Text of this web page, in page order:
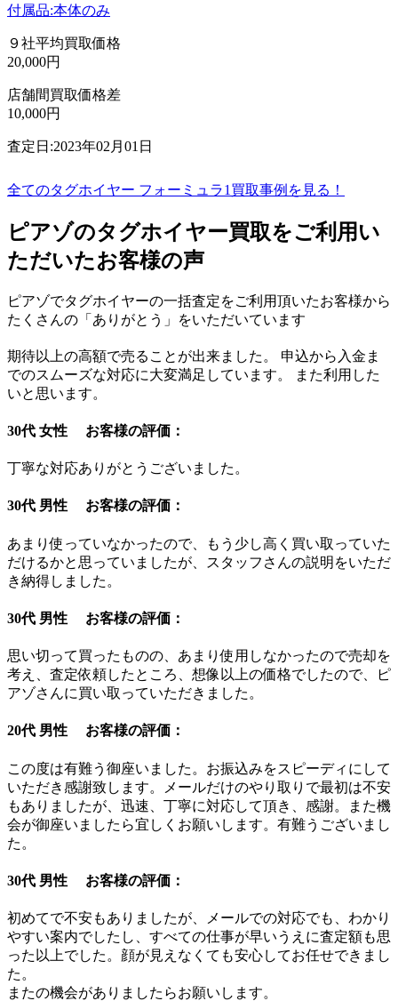
付属品:本体のみ
９社平均買取価格
20,000円
店舗間買取価格差
10,000円
査定日:2023年02月01日
全てのタグホイヤー フォーミュラ1買取事例を見る！
ピアゾのタグホイヤー買取をご利用い
ただいたお客様の声
ピアゾでタグホイヤーの一括査定をご利用頂いたお客様から
たくさんの「ありがとう」をいただいています
期待以上の高額で売ることが出来ました。 申込から入金ま
でのスムーズな対応に大変満足しています。 また利用した
いと思います。
30代 女性 お客様の評価：
丁寧な対応ありがとうございました。
30代 男性 お客様の評価：
あまり使っていなかったので、もう少し高く買い取っていた
だけるかと思っていましたが、スタッフさんの説明をいただ
き納得しました。
30代 男性 お客様の評価：
思い切って買ったものの、あまり使用しなかったので売却を
考え、査定依頼したところ、想像以上の価格でしたので、ピ
アゾさんに買い取っていただきました。
20代 男性 お客様の評価：
この度は有難う御座いました。お振込みをスピーディにして
いただき感謝致します。メールだけのやり取りで最初は不安
もありましたが、迅速、丁寧に対応して頂き、感謝。また機
会が御座いましたら宜しくお願いします。有難うございまし
た。
30代 男性 お客様の評価：
初めてで不安もありましたが、メールでの対応でも、わかり
やすい案内でしたし、すべての仕事が早いうえに査定額も思
った以上でした。顔が見えなくても安心してお任せできまし
た。
またの機会がありましたらお願いします。